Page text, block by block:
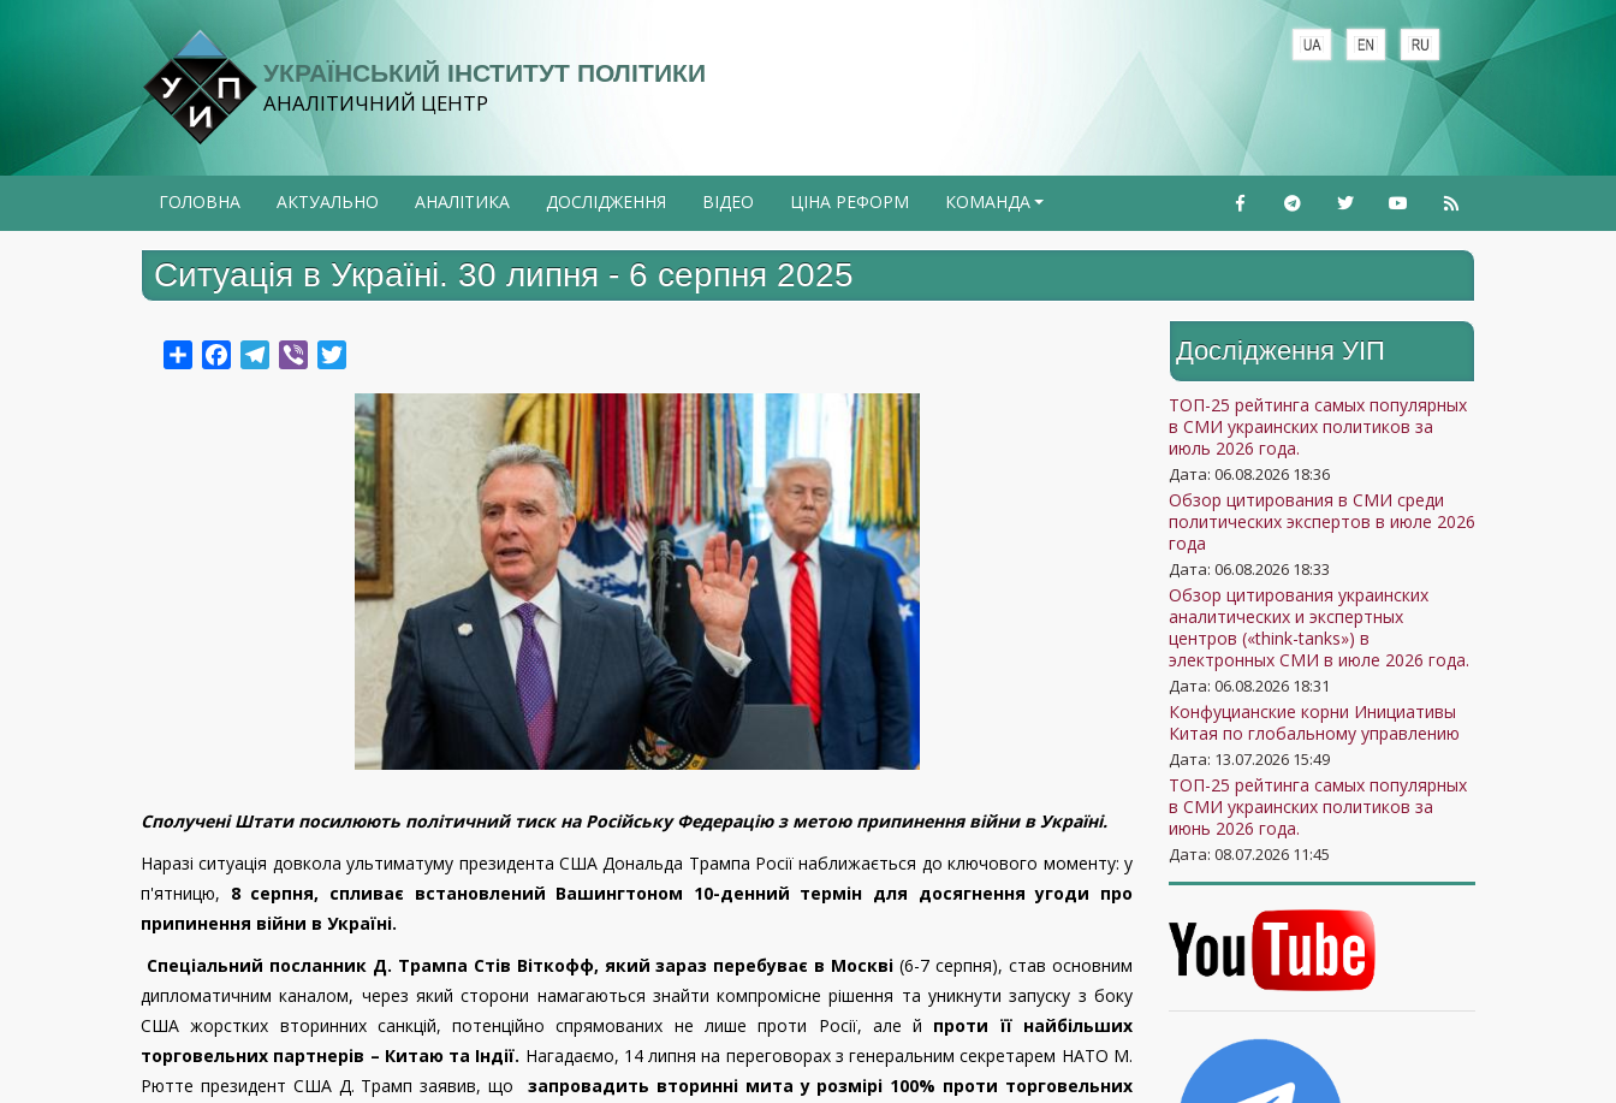
УКРАЇНСЬКИЙ ІНСТИТУТ ПОЛІТИКИ
АНАЛІТИЧНИЙ ЦЕНТР
ГОЛОВНА АКТУАЛЬНО АНАЛІТИКА ДОСЛІДЖЕННЯ ВІДЕО ЦІНА РЕФОРМ +
КОМАНДА
Ситуація в Україні. 30 липня - 6 серпня 2025
ShareFacebookTelegram
Viber
Сполучені Штати посилюють політичний тиск на Російську Федерацію з метою припинення війни в Україні.
Наразі ситуація довкола ультиматуму президента США Дональда Трампа Росії наближається до ключового моменту: у
п'ятницю, 8 серпня, спливає встановлений Вашингтоном 10-денний термін для досягнення угоди про
припинення війни в Україні.
Спеціальний посланник Д. Трампа Стів Віткофф, який зараз перебуває в Москві(6-7 серпня), став основним
дипломатичним каналом, через який сторони намагаються знайти компромісне рішення та уникнути запуску з боку
США жорстких вторинних санкцій, потенційно спрямованих не лише проти Росії, але й проти її найбільших
торговельних партнерів – Китаю та Індії. Нагадаємо, 14 липня на переговорах з генеральним секретарем НАТО М.
Рютте президент США Д. Трамп заявив, що запровадить вторинні мита у розмірі 100% проти торговельних
Дослідження УIП
ТОП-25 рейтинга самых популярных
в СМИ украинских политиков за
июль 2026 года.
Дата: 06.08.2026 18:36
Обзор цитирования в СМИ среди
политических экспертов в июле 2026
года
Дата: 06.08.2026 18:33
Обзор цитирования украинских
аналитических и экспертных
центров («think-tanks») в
электронных СМИ в июле 2026 года.
Дата: 06.08.2026 18:31
Конфуцианские корни Инициативы
Китая по глобальному управлению
Дата: 13.07.2026 15:49
ТОП-25 рейтинга самых популярных
в СМИ украинских политиков за
июнь 2026 года.
Дата: 08.07.2026 11:45